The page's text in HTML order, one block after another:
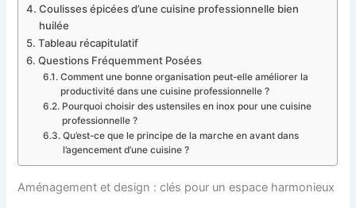
Coulisses épicées d’une cuisine professionnelle bien
huilée
Tableau récapitulatif
Questions Fréquemment Posées
Comment une bonne organisation peut-elle améliorer la
productivité dans une cuisine professionnelle ?
Pourquoi choisir des ustensiles en inox pour une cuisine
professionnelle ?
Qu’est-ce que le principe de la marche en avant dans
l’agencement d’une cuisine ?
Aménagement et design : clés pour un espace harmonieux